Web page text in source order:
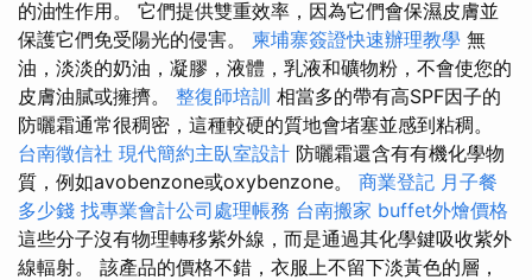
的油性作用。 它們提供雙重效率，因為它們會保濕皮膚並
保護它們免受陽光的侵害。 柬埔寨簽證快速辦理教學 無
油，淡淡的奶油，凝膠，液體，乳液和礦物粉，不會使您的
皮膚油膩或擁擠。 整復師培訓 相當多的帶有高SPF因子的
防曬霜通常很稠密，這種較硬的質地會堵塞並感到粘稠。
台南徵信社 現代簡約主臥室設計 防曬霜還含有有機化學物
質，例如avobenzone或oxybenzone。 商業登記 月子餐
多少錢 找專業會計公司處理帳務 台南搬家 buffet外燴價格
這些分子沒有物理轉移紫外線，而是通過其化學鍵吸收紫外
線輻射。 該產品的價格不錯，衣服上不留下淡黃色的層，